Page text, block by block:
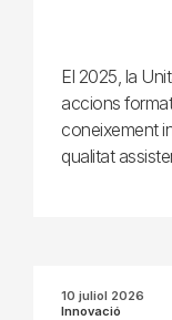
El 2025, la
accions
coneixement
qualitat
10 juliol 2026
Innovació